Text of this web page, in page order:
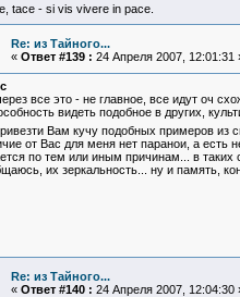
tace - si vis vivere in pace.
Re: из Тайного...
« Ответ #139 : 24 Апреля 2007, 12:01:31
все это - не главное, все идут оч
видеть подобное в других,
Вам кучу подобных примеров из
от Вас для меня нет паранои, а есть
по тем или иным причинам... в
их зеркальность... ну и память,
Re: из Тайного...
« Ответ #140 : 24 Апреля 2007, 12:04:30